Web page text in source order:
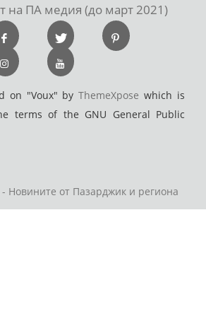
на ПА медия (до март 2021)
on "Voux" byThemeXpose which is
terms of the GNU General Public
Новините от Пазарджик и региона